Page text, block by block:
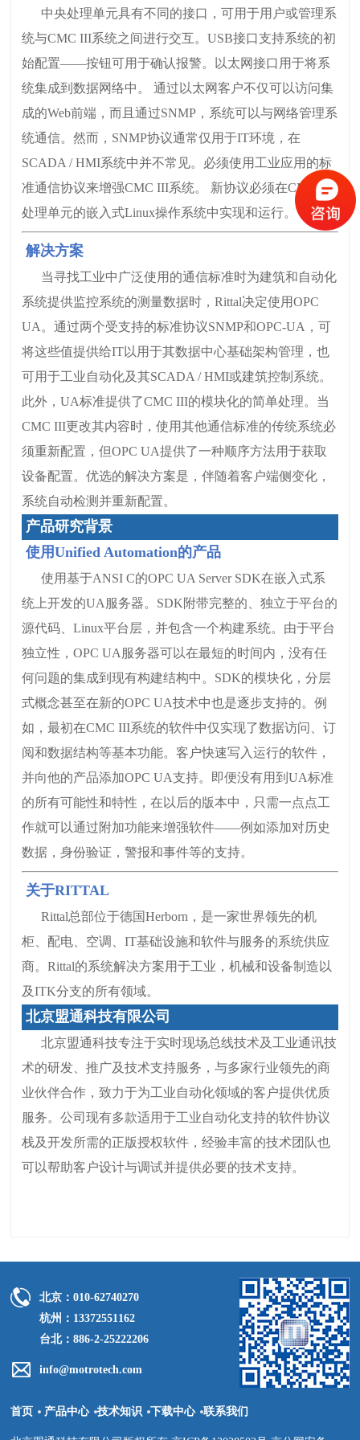
中央处理单元具有不同的接口，可用于用户或管理系
统与CMC III系统之间进行交互。USB接口支持系统的初
始配置——按钮可用于确认报警。以太网接口用于将系
统集成到数据网络中。 通过以太网客户不仅可以访问集
成的Web前端，而且通过SNMP，系统可以与网络管理系
统通信。然而，SNMP协议通常仅用于IT环境，在
SCADA / HMI系统中并不常见。必须使用工业应用的标
准通信协议来增强CMC III系统。 新协议必须在CMC III
处理单元的嵌入式Linux操作系统中实现和运行。
解决方案
当寻找工业中广泛使用的通信标准时为建筑和自动化
系统提供监控系统的测量数据时，Rittal决定使用OPC
UA。通过两个受支持的标准协议SNMP和OPC-UA，可
将这些值提供给IT以用于其数据中心基础架构管理，也
可用于工业自动化及其SCADA / HMI或建筑控制系统。
此外，UA标准提供了CMC III的模块化的简单处理。当
CMC III更改其内容时，使用其他通信标准的传统系统必
须重新配置，但OPC UA提供了一种顺序方法用于获取
设备配置。优选的解决方案是，伴随着客户端侧变化，
系统自动检测并重新配置。
产品研究背景
使用Unified Automation的产品
使用基于ANSI C的OPC UA Server SDK在嵌入式系
统上开发的UA服务器。SDK附带完整的、独立于平台的
源代码、Linux平台层，并包含一个构建系统。由于平台
独立性，OPC UA服务器可以在最短的时间内，没有任
何问题的集成到现有构建结构中。SDK的模块化，分层
式概念甚至在新的OPC UA技术中也是逐步支持的。例
如，最初在CMC III系统的软件中仅实现了数据访问、订
阅和数据结构等基本功能。客户快速写入运行的软件，
并向他的产品添加OPC UA支持。即便没有用到UA标准
的所有可能性和特性，在以后的版本中，只需一点点工
作就可以通过附加功能来增强软件——例如添加对历史
数据，身份验证，警报和事件等的支持。
关于RITTAL
Rittal总部位于德国Herborn，是一家世界领先的机
柜、配电、空调、IT基础设施和软件与服务的系统供应
商。Rittal的系统解决方案用于工业，机械和设备制造以
及ITK分支的所有领域。
北京盟通科技有限公司
北京盟通科技专注于实时现场总线技术及工业通讯技
术的研发、推广及技术支持服务，与多家行业领先的商
业伙伴合作，致力于为工业自动化领域的客户提供优质
服务。公司现有多款适用于工业自动化支持的软件协议
栈及开发所需的正版授权软件，经验丰富的技术团队也
可以帮助客户设计与调试并提供必要的技术支持。
北京：010-62740270
杭州：13372551162
台北：886-2-25222206
info@motrotech.com
首页 产品中心 技术知识 下载中心 联系我们